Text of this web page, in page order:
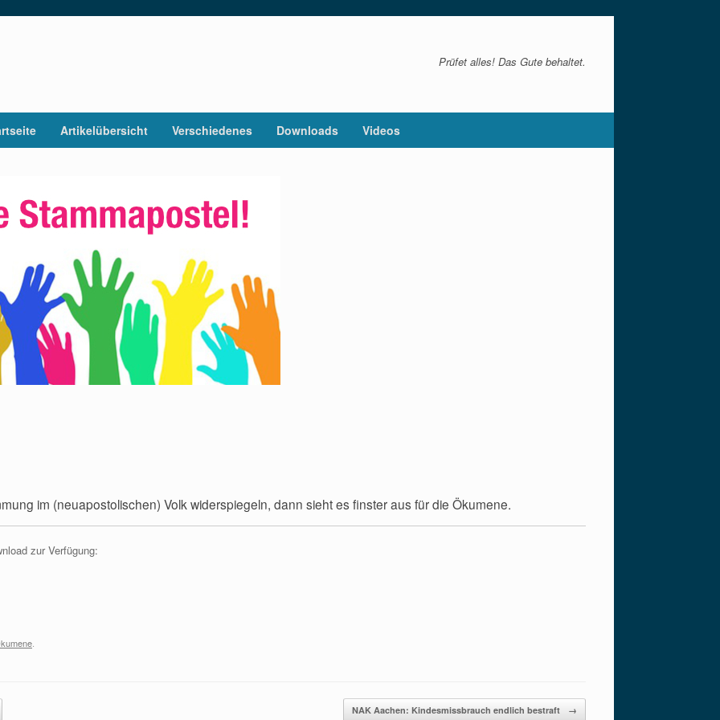
Prüfet alles! Das Gute behaltet.
Artikelübersicht Verschiedenes Downloads Videos
im (neuapostolischen) Volk widerspiegeln, dann sieht es finster aus für die Ökumene.
zur Verfügung:
NAK Aachen: Kindesmissbrauch endlich bestraft →